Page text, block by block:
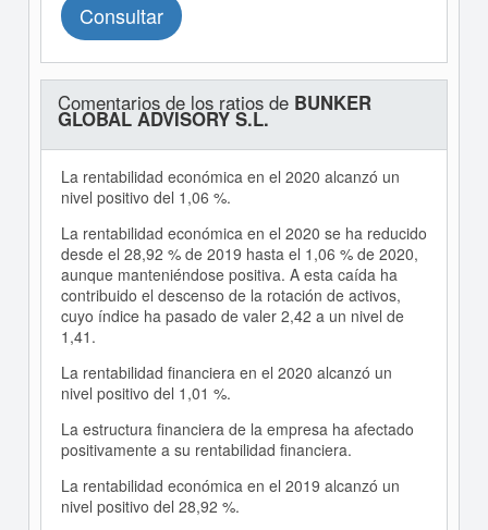
Consultar
Comentarios de los ratios de BUNKER
GLOBAL ADVISORY S.L.
La rentabilidad económica en el 2020 alcanzó un
nivel positivo del 1,06 %.
La rentabilidad económica en el 2020 se ha reducido
desde el 28,92 % de 2019 hasta el 1,06 % de 2020,
aunque manteniéndose positiva. A esta caída ha
contribuido el descenso de la rotación de activos,
cuyo índice ha pasado de valer 2,42 a un nivel de
1,41.
La rentabilidad financiera en el 2020 alcanzó un
nivel positivo del 1,01 %.
La estructura financiera de la empresa ha afectado
positivamente a su rentabilidad financiera.
La rentabilidad económica en el 2019 alcanzó un
nivel positivo del 28,92 %.